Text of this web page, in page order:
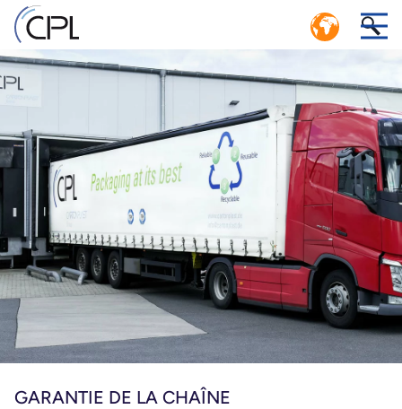
GARANTIE DE LA CHAÎNE
ECONOMIE CIRCULAIRE : SYSTEME
EFFICACE DE LOGISTIQUE EN BOUCLE
FERMÉE
CENTRE DE SERVICE CPL D’EXPLOITATION COMMUNE
(POOL)